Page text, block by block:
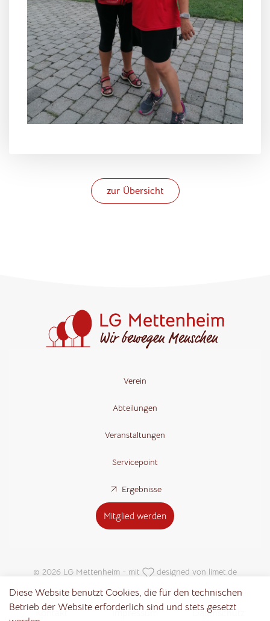
zur Übersicht
Verein
Abteilungen
Veranstaltungen
Servicepoint
Ergebnisse
Mitglied werden
© 2026 LG Mettenheim - mit designed von limet.de
Kontakt Impressum Datenschutz
Diese Website benutzt Cookies, die für den technischen
Betrieb der Website erforderlich sind und stets gesetzt